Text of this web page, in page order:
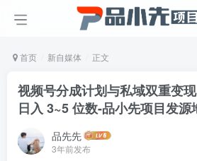
首页 新自媒体 正文
视频号分成计划与私域双重变
日入 3~5 位数-品小先项目发源
品先先
3年前发布